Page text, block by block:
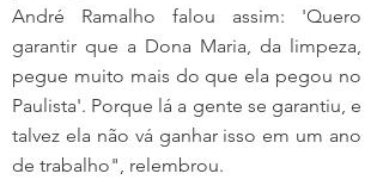
André Ramalho falou assim: 'Quero
garantir que a Dona Maria, da limpeza,
pegue muito mais do que ela pegou no
Paulista'. Porque lá a gente se garantiu, e
talvez ela não vá ganhar isso em um ano
de trabalho", relembrou.